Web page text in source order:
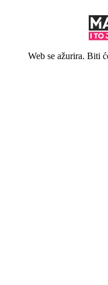
Web se ažurira. Biti